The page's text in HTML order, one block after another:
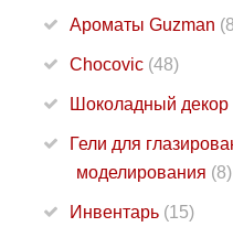
Ароматы Guzman
Chocovic (48)
Шоколадный декор
Гели для
моделирования (8)
Инвентарь (15)